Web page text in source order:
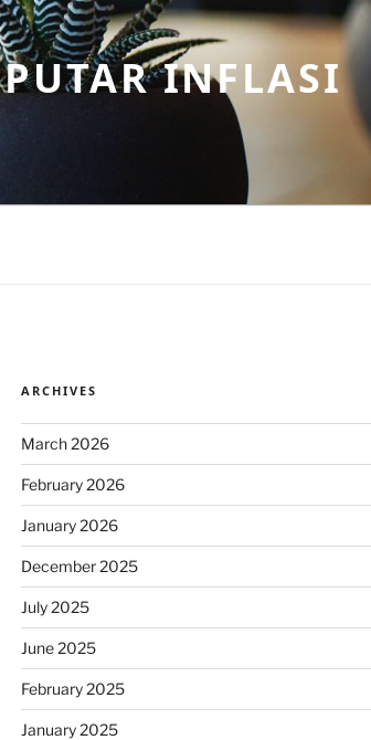
INFLASI
ARCHIVES
March 2026
February 2026
January 2026
December 2025
July 2025
June 2025
February 2025
January 2025